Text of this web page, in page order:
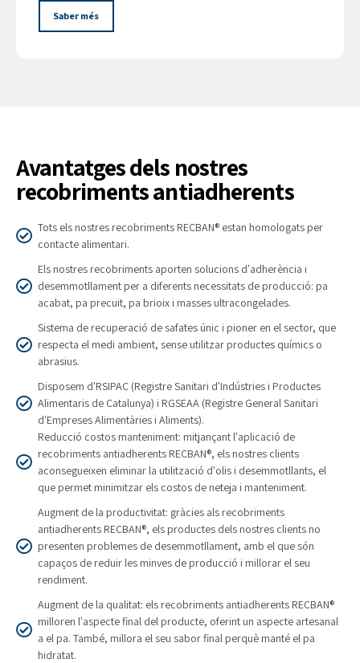
Saber més
Avantatges dels nostres
recobriments antiadherents
Tots els nostres recobriments RECBAN® estan homologats per
contacte alimentari.
Els nostres recobriments aporten solucions d'adherència i
desemmotllament per a diferents necessitats de producció: pa
acabat, pa precuit, pa brioix i masses ultracongelades.
Sistema de recuperació de safates únic i pioner en el sector, que
respecta el medi ambient, sense utilitzar productes químics o
abrasius.
Disposem d'RSIPAC (Registre Sanitari d'Indústries i Productes
Alimentaris de Catalunya) i RGSEAA (Registre General Sanitari
d'Empreses Alimentàries i Aliments).
Reducció costos manteniment: mitjançant l'aplicació de
recobriments antiadherents RECBAN®, els nostres clients
aconsegueixen eliminar la utilització d'olis i desemmotllants, el
que permet minimitzar els costos de neteja i manteniment.
Augment de la productivitat: gràcies als recobriments
antiadherents RECBAN®, els productes dels nostres clients no
presenten problemes de desemmotllament, amb el que són
capaços de reduir les minves de producció i millorar el seu
rendiment.
Augment de la qualitat: els recobriments antiadherents RECBAN®
milloren l'aspecte final del producte, oferint un aspecte artesanal
a el pa. També, millora el seu sabor final perquè manté el pa
hidratat.